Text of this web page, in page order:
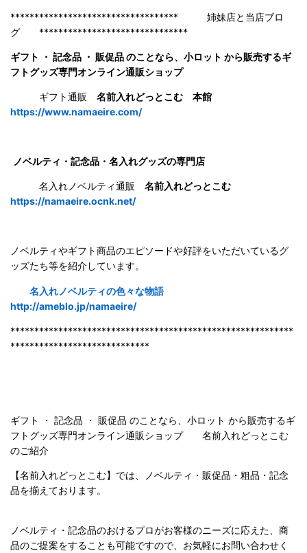
*********************************** 姉妹店と当店ブロ
グ *******************************
ギフト ・ 記念品 ・ 販促品 のことなら、小ロット から販売するギ
フトグッズ専門オンライン通販ショップ
ギフト通販 名前入れどっとこむ 本館
https://www.namaeire.com/
ノベルティ・記念品・名入れグッズの専門店
名入れノベルティ通販 名前入れどっとこむ
https://namaeire.ocnk.net/
ノベルティやギフト商品のエピソードや好評をいただいているグ
ッズたち等を紹介しています。
名入れノベルティの色々な物語
http://ameblo.jp/namaeire/
***********************************************************
*****************************
ギフト ・ 記念品 ・ 販促品 のことなら、小ロット から販売するギ
フトグッズ専門オンライン通販ショップ 名前入れどっとこむ
のご紹介
【名前入れどっとこむ】では、ノベルティ・販促品・粗品・記念
品を揃えております。
ノベルティ・記念品のおけるプロがお客様のニーズに応えた、商
品のご提案をすることも可能ですので、お気軽にお問い合わせく